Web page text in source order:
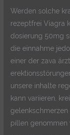
Werden solche
rezeptfrei Viagra
dosierung 50mg
die einnahme
einer der zava
unsere inhalte
kann variieren,
pillen genommen